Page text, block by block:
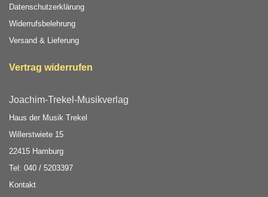
Datenschutzerklärung
Widerrufsbelehrung
Versand & Lieferung
Vertrag widerrufen
Joachim-Trekel-Musikverlag
Haus der Musik Trekel
Willerstwiete 15
22415 Hamburg
Tel: 040 / 5203397
Kontakt